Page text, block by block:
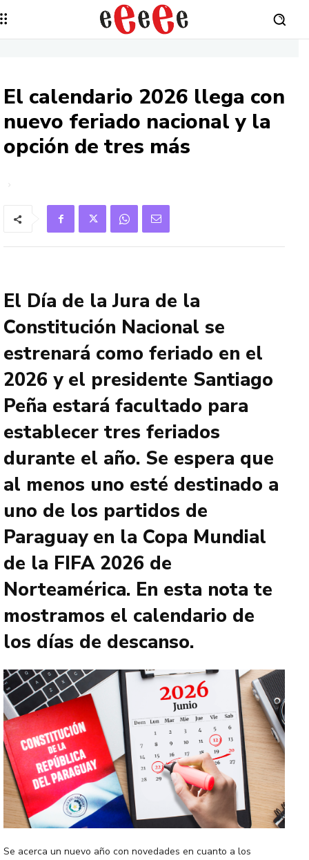
El calendario 2026 llega con
nuevo feriado nacional y la
opción de tres más
El Día de la Jura de la
Constitución Nacional se
estrenará como feriado en el
2026 y el presidente Santiago
Peña estará facultado para
establecer tres feriados
durante el año. Se espera que
al menos uno esté destinado a
uno de los partidos de
Paraguay en la Copa Mundial
de la FIFA 2026 de
Norteamérica. En esta nota te
mostramos el calendario de
los días de descanso.
Se acerca un nuevo año con novedades en cuanto a los